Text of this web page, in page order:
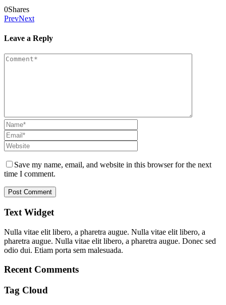
0Shares
PrevNext
Leave a Reply
Save my name, email, and website in this browser for the next
time I comment.
Text Widget
Nulla vitae elit libero, a pharetra augue. Nulla vitae elit libero, a
pharetra augue. Nulla vitae elit libero, a pharetra augue. Donec sed
odio dui. Etiam porta sem malesuada.
Recent Comments
Tag Cloud